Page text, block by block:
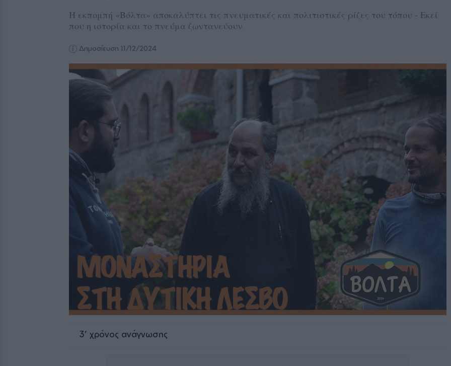
Η εκπομπή «Βόλτα» αποκαλύπτει τις πνευματικές και πολιτιστικές ρίζες του τόπου - Εκεί
που η ιστορία και το πνεύμα ζωντανεύουν
Δημοσίευση 11/12/2024
3' χρόνος ανάγνωσης